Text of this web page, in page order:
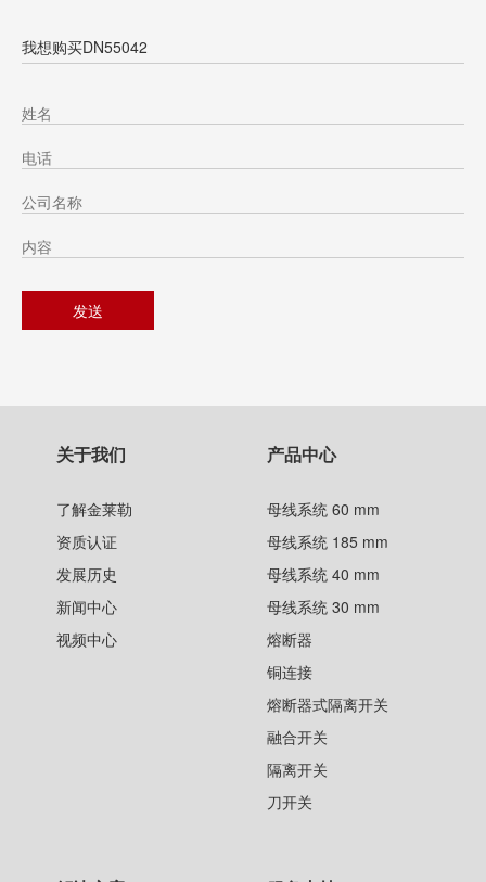
我想购买DN55042
关于我们
了解金莱勒
资质认证
发展历史
新闻中心
视频中心
产品中心
母线系统 60 mm
母线系统 185 mm
母线系统 40 mm
母线系统 30 mm
熔断器
铜连接
熔断器式隔离开关
融合开关
隔离开关
刀开关